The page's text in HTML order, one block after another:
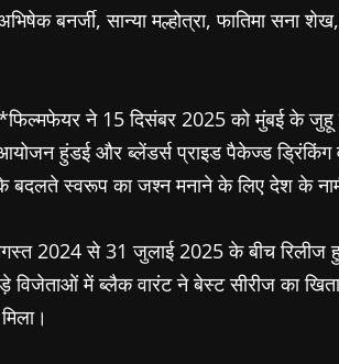
बनर्जी, सान्या मल्होत्रा, फातिमा सना
ने 15 दिसंबर 2025 को मुंबई के
हुंडई और ब्लेंडर्स प्राइड पैकेज्ड
स्वरूप का जश्न मनाने के लिए देश के
2024 से 31 जुलाई 2025 के बीच रिलीज
विजेताओं में ब्लैक वारंट ने बेस्ट सीरीज का